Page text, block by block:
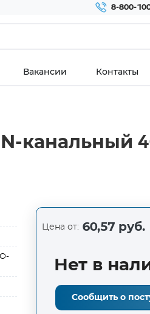
8-800-
Вакансии Контакты
N-канальный
Цена от: 60,57 руб.
Нет в
Сообщить о